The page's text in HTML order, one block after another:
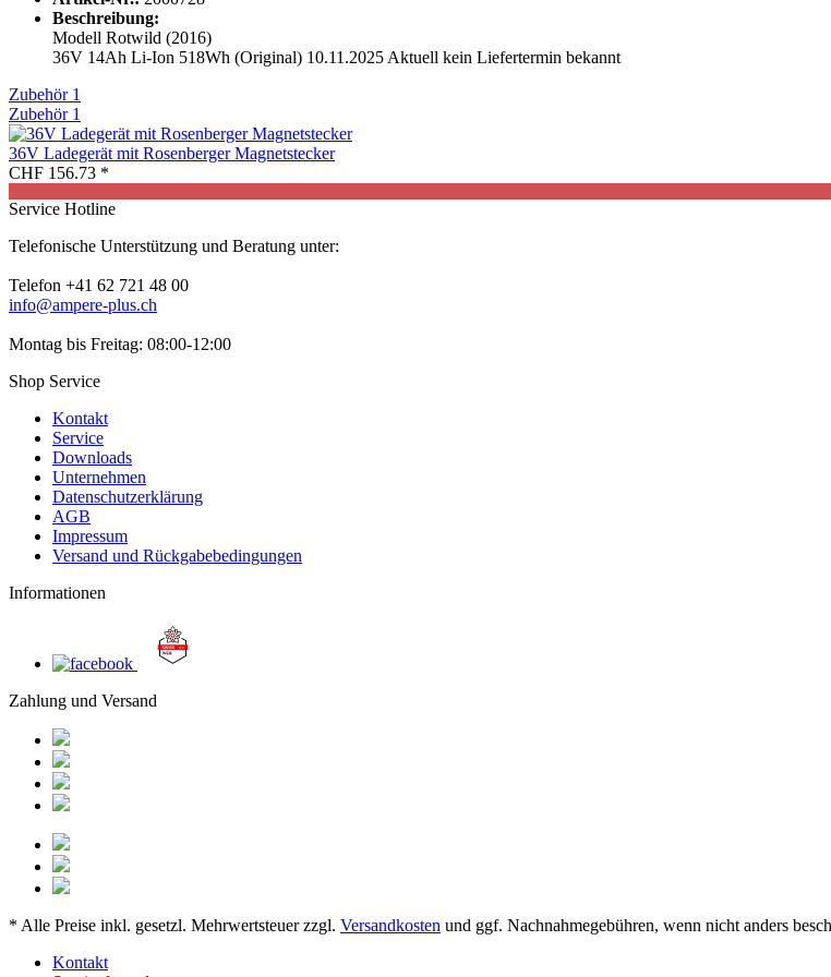
Beschreibung:
Modell Rotwild (2016)
36V 14Ah Li-Ion 518Wh (Original) 10.11.2025 Aktuell kein Liefertermin bekannt
Zubehör 1
Zubehör 1
36V Ladegerät mit Rosenberger Magnetstecker
CHF 156.73 *
Service Hotline
Telefonische Unterstützung und Beratung unter:
Telefon +41 62 721 48 00
info@ampere-plus.ch
Montag bis Freitag: 08:00-12:00
Shop Service
Kontakt
Service
Downloads
Unternehmen
Datenschutzerklärung
AGB
Impressum
Versand und Rückgabebedingungen
Informationen
Zahlung und Versand
* Alle Preise inkl. gesetzl. Mehrwertsteuer zzgl. Versandkosten und ggf. Nachnahmegebühren, wenn nicht anders
Kontakt